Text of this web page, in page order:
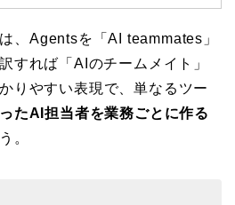
、Agentsを「AI teammates」
すれば「AIのチームメイト」
りやすい表現で、単なるツー
たAI担当者を業務ごとに作る
。